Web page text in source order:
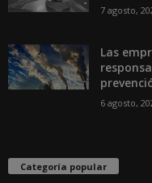
7 agosto,
Las
6 agosto,
Categoría popular